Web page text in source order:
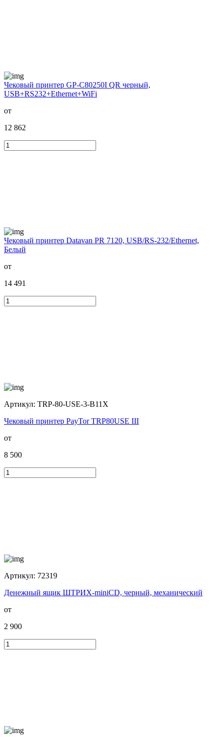
Чековый принтер GP-С80250I QR черный,
USB+RS232+Ethernet+WiFi
от
12 862
Чековый принтер Datavan PR 7120, USB/RS-232/Ethernet,
Белый
от
14 491
Артикул: TRP-80-USE-3-B11X
Чековый принтер PayTor TRP80USE III
от
8 500
Артикул: 72319
Денежный ящик ШТРИХ-miniCD, черный, механический
от
2 900